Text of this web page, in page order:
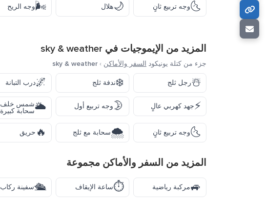
🌜وجه تربيع ثانٍ 🌙هلال 🌬️وجه الريح
المزيد من الإيموجيات في sky & weather
جزء من كتلة يونيكود السفر والأماكن ›
sky & weather
☃️رجل ثلج ❄️ندفة ثلج 🌌درب التبانة
⚡جهد كهربي عالٍ 🌛وجه تربيع أول 🌥️شمس خلف
سحابة كبيرة
🌜وجه تربيع ثانٍ 🌨️سحابة مع ثلج 🔥 حريق
المزيد من السفر والأماكن مجموعة
🚙مركبة رياضية ⏱️ساعة الإيقاف 🛳️سفينة ركاب